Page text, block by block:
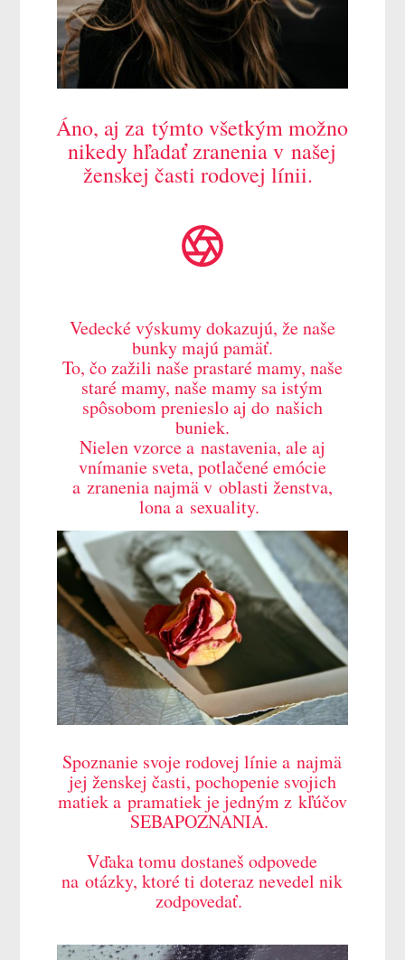
Áno, aj za týmto všetkým možno
nikedy hľadať zranenia v našej
ženskej časti rodovej línii.
Vedecké výskumy dokazujú, že naše
bunky majú pamäť.
To, čo zažili naše prastaré mamy, naše
staré mamy, naše mamy sa istým
spôsobom prenieslo aj do našich
buniek.
Nielen vzorce a nastavenia, ale aj
vnímanie sveta, potlačené emócie
a zranenia najmä v oblasti ženstva,
lona a sexuality.
Spoznanie svoje rodovej línie a najmä
jej ženskej časti, pochopenie svojich
matiek a pramatiek je jedným z kľúčov
SEBAPOZNANIA.
Vďaka tomu dostaneš odpovede
na otázky, ktoré ti doteraz nevedel nik
zodpovedať.